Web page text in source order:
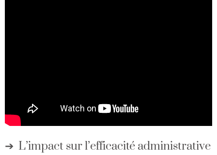
L’impact sur l’efficacité administrative